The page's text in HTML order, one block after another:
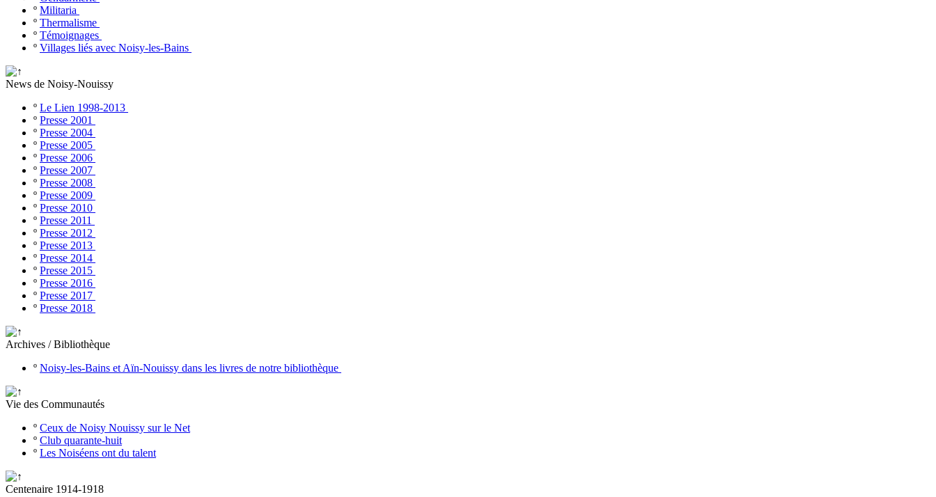
º Militaria
º Thermalisme
º Témoignages
º Villages liés avec Noisy-les-Bains
News de Noisy-Nouissy
º Le Lien 1998-2013
º Presse 2001
º Presse 2004
º Presse 2005
º Presse 2006
º Presse 2007
º Presse 2008
º Presse 2009
º Presse 2010
º Presse 2011
º Presse 2012
º Presse 2013
º Presse 2014
º Presse 2015
º Presse 2016
º Presse 2017
º Presse 2018
Archives / Bibliothèque
º Noisy-les-Bains et Aïn-Nouissy dans les livres de notre bibliothèque
Vie des Communautés
º Ceux de Noisy Nouissy sur le Net
º Club quarante-huit
º Les Noiséens ont du talent
Centenaire 1914-1918